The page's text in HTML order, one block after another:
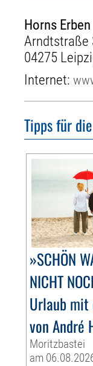
Horns Erben
Arndtstraße
04275
Internet:
Tipps für
»SCHÖN
NICHT
Urlaub mit
von André
Moritzbastei
am